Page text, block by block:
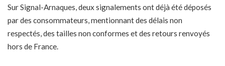
Sur Signal-Arnaques, deux signalements ont déjà été déposés
par des consommateurs, mentionnant des délais non
respectés, des tailles non conformes et des retours renvoyés
hors de France.